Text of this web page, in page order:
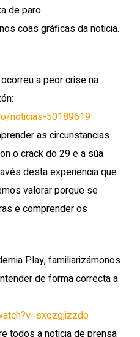
de paro.
coas gráficas da noticia.
a peor crise na
noticias-50189619
as circunstancias
o crack do 29 e a súa
desta experiencia que
valorar porque se
e comprender os
Play, familiarizámonos
de forma correcta a
todos a noticia de prensa